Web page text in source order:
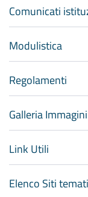
Comunicati
Modulistica
Regolamenti
Galleria Immagini
Link Utili
Elenco Siti